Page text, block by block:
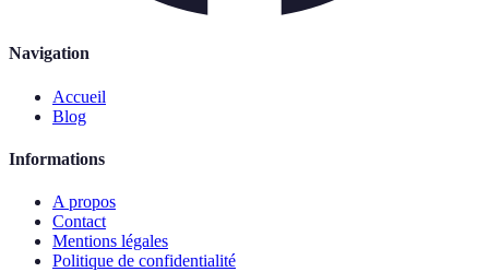
Navigation
Accueil
Blog
Informations
A propos
Contact
Mentions légales
Politique de confidentialité